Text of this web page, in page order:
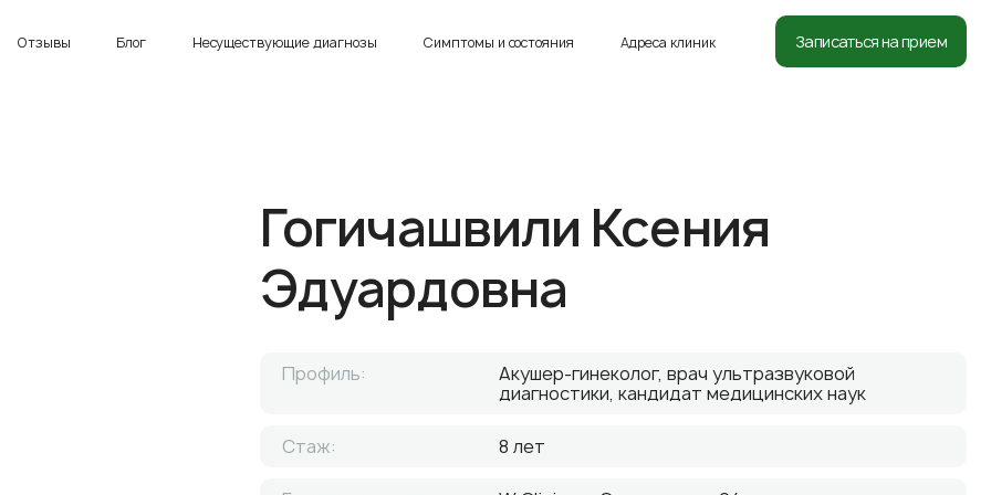
8 (812) 332-54-05
Отзывы Блог Несуществующие диагнозы Симптомы и состояния Адреса клиник Записаться на прием
Гогичашвили Ксения
Эдуардовна
Профиль:
Акушер-гинеколог, врач ультразвуковой
диагностики, кандидат медицинских наук
Стаж: 8 лет